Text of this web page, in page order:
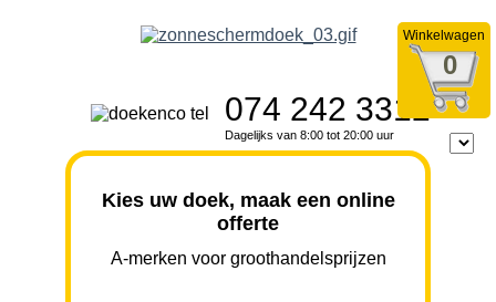
Winkelwagen
0
074 242 3312
Dagelijks van 8:00 tot 20:00 uur
Kies uw doek, maak een online
offerte
A-merken voor groothandelsprijzen